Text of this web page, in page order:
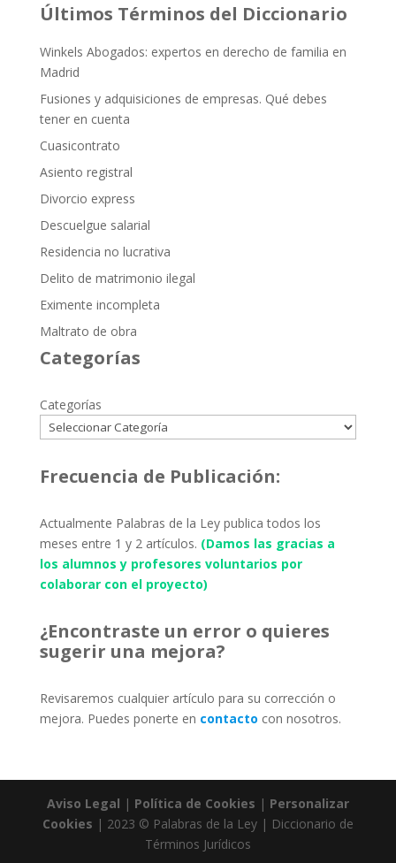
Últimos Términos del Diccionario
Winkels Abogados: expertos en derecho de familia en
Madrid
Fusiones y adquisiciones de empresas. Qué debes
tener en cuenta
Cuasicontrato
Asiento registral
Divorcio express
Descuelgue salarial
Residencia no lucrativa
Delito de matrimonio ilegal
Eximente incompleta
Maltrato de obra
Categorías
Categorías
Frecuencia de Publicación:
Actualmente Palabras de la Ley publica todos los
meses entre 1 y 2 artículos. (Damos las gracias a
los alumnos y profesores voluntarios por
colaborar con el proyecto)
¿Encontraste un error o quieres
sugerir una mejora?
Revisaremos cualquier artículo para su corrección o
mejora. Puedes ponerte en contacto con nosotros.
Aviso Legal | Política de Cookies | Personalizar
Cookies | 2023 © Palabras de la Ley | Diccionario de
Términos Jurídicos